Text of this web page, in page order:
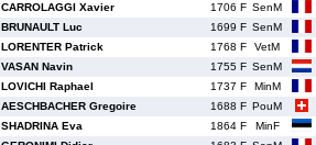
CARROLAGGI Xavier 1706 F SenM
BRUNAULT Luc 1699 F SenM
LORENTER Patrick 1768 F
VetM
VASAN Navin 1755 F SenM
LOVICHI Raphael 1737 F
MinM
AESCHBACHER Gregoire 1688 F PouM
SHADRINA Eva 1864 F
MinF